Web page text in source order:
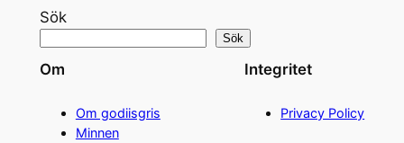
Sök
Sök
Om
Om godiisgris
Minnen
Integritet
Privacy Policy